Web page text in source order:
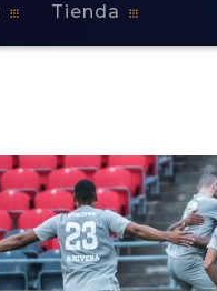
Tienda